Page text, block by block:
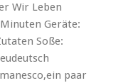
Wir Leben
Geräte:
Soße:
paar